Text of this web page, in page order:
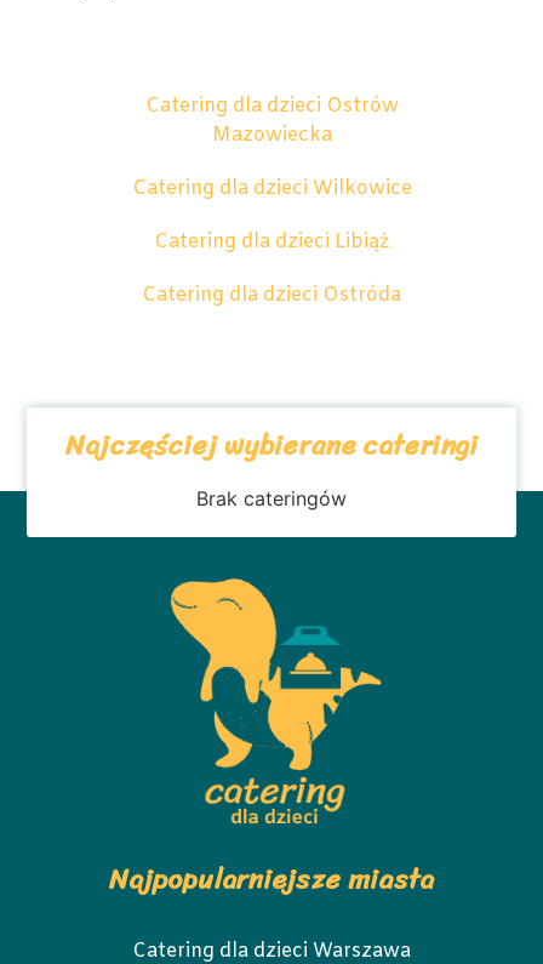
Catering dla dzieci Ostrów
Mazowiecka
Catering dla dzieci Wilkowice
Catering dla dzieci Libiąż
Catering dla dzieci Ostróda
Najczęściej wybierane cateringi
Brak cateringów
Najpopularniejsze miasta
Catering dla dzieci Warszawa